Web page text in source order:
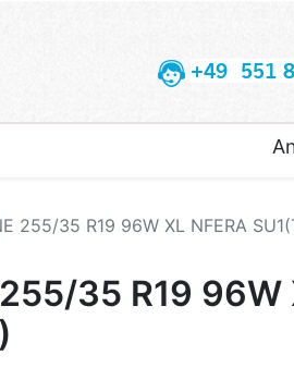
+49 551
255/35 R19 96W XL NFERA
35 R19 96W